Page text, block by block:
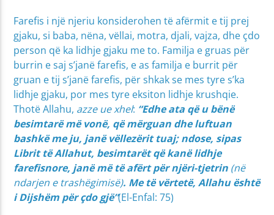
Farefis i një njeriu konsiderohen të afërmit e tij prej
gjaku, si baba, nëna, vëllai, motra, djali, vajza, dhe çdo
person që ka lidhje gjaku me to. Familja e gruas për
burrin e saj s’janë farefis, e as familja e burrit për
gruan e tij s’janë farefis, për shkak se mes tyre s’ka
lidhje gjaku, por mes tyre eksiton lidhje krushqie.
Thotë Allahu, azze ue xhel: “Edhe ata që u bënë
besimtarë më vonë, që mërguan dhe luftuan
bashkë me ju, janë vëllezërit tuaj; ndose, sipas
Librit të Allahut, besimtarët që kanë lidhje
farefisnore, janë më të afërt për njëri-tjetrin (në
ndarjen e trashëgimisë). Me të vërtetë, Allahu është
i Dijshëm për çdo gjë”(El-Enfal: 75)